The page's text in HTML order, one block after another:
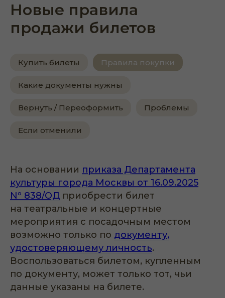
Новые правила
продажи билетов
Купить билеты Правила покупки
Какие документы нужны
Вернуть / Переоформить Проблемы
Если отменили
На основании приказа Департамента
культуры города Москвы от 16.09.2025
Nº 838/ОД приобрести билет
на театральные и концертные
мероприятия с посадочным местом
возможно только по документу,
удостоверяющему личность.
Воспользоваться билетом, купленным
по документу, может только тот, чьи
данные указаны на билете.